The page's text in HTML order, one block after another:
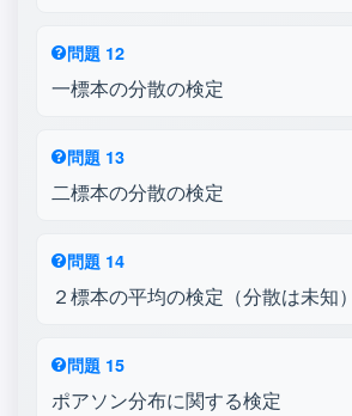
問題 12
一標本の分散の検定
問題 13
二標本の分散の検定
問題 14
２標本の平均の検定（分散は未知）
問題 15
ポアソン分布に関する検定